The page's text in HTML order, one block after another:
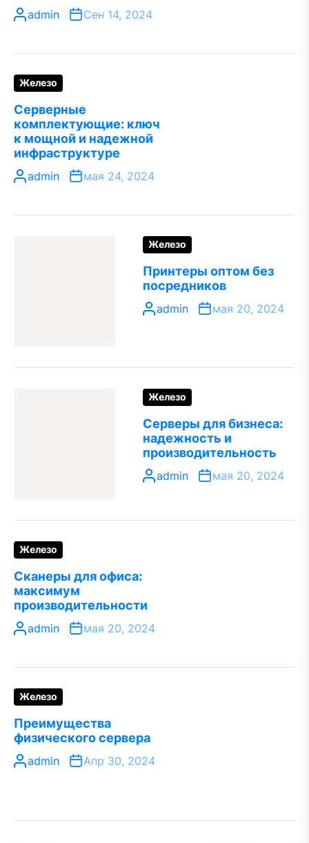
admin Сен 14, 2024
Железо
Серверные
комплектующие: ключ
к мощной и надежной
инфраструктуре
admin мая 24, 2024
Железо
Принтеры оптом без
посредников
admin мая 20, 2024
Железо
Серверы для бизнеса:
надежность и
производительность
admin мая 20, 2024
Железо
Сканеры для офиса:
максимум
производительности
admin мая 20, 2024
Железо
Преимущества
физического сервера
admin Апр 30, 2024